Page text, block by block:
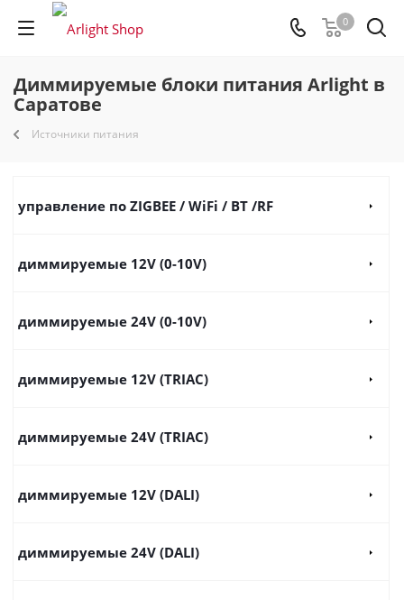
0
Диммируемые блоки питания Arlight в
Саратове
Источники питания
управление по ZIGBEE / WiFi / BT /RF
диммируемые 12V (0-10V)
диммируемые 24V (0-10V)
диммируемые 12V (TRIAC)
диммируемые 24V (TRIAC)
диммируемые 12V (DALI)
диммируемые 24V (DALI)